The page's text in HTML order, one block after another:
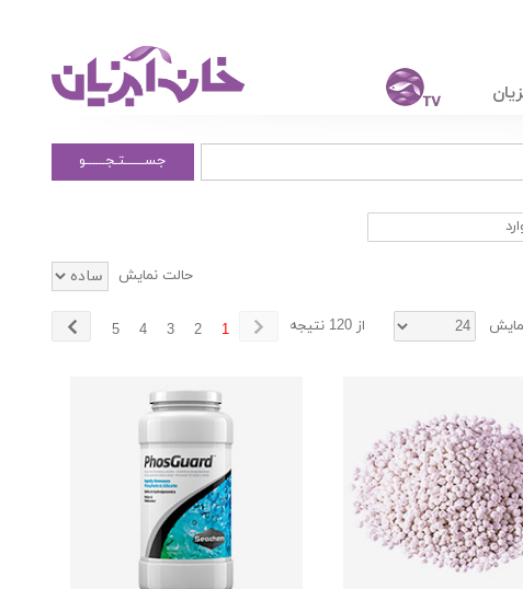
جســــــتـجــــــو
حالت نمایش
از 120 نتیجه 1
2
3
4
5